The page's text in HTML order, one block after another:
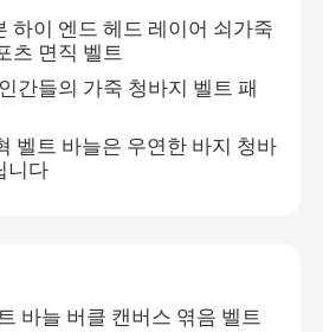
하이 엔드 헤드 레이어 쇠가죽
츠 면직 벨트
간들의 가죽 청바지 벨트 패
벨트 바늘은 우연한 바지 청바
니다
바늘 버클 캔버스 엮음 벨트